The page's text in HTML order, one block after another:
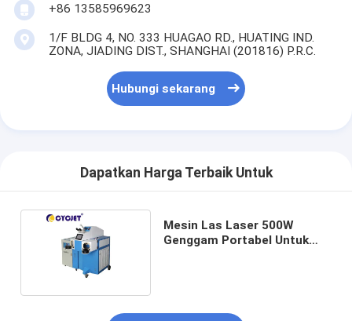
+86 13585969623
1/F BLDG 4, NO. 333 HUAGAO RD., HUATING IND.
ZONA, JIADING DIST., SHANGHAI (201816) P.R.C.
Hubungi sekarang
Dapatkan Harga Terbaik Untuk
Mesin Las Laser 500W
Genggam Portabel Untuk